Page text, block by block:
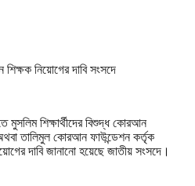
মুসলিম শিক্ষার্থীদের বিশুদ্ধ কোরআন
অথবা তালিমুল কোরআন ফাউন্ডেশন কর্তৃক
দাবি জানানো হয়েছে জাতীয় সংসদে।